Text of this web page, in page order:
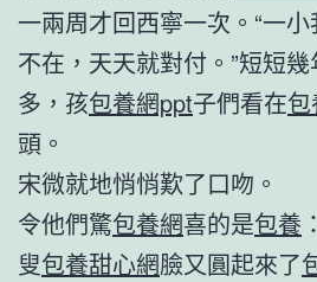
一兩周才回西寧一次。“一
不在，天天就對付。”短短
多，孩包養網ppt子們看在
頭。
宋微就地悄悄歎了口吻。
令他們驚包養網喜的是包養
叟包養甜心網臉又圓起來了